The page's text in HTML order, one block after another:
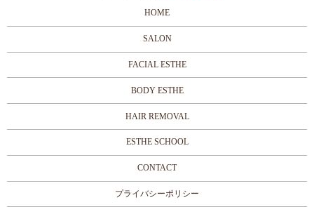
HOME
SALON
FACIAL ESTHE
BODY ESTHE
HAIR REMOVAL
ESTHE SCHOOL
CONTACT
プライバシーポリシー